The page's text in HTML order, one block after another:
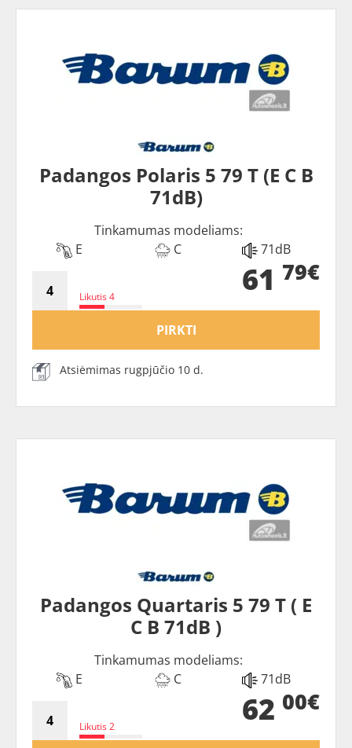
Padangos Polaris 5 79 T (E C B
71dB)
Tinkamumas modeliams:
E
C 71dB
Likutis 4 61 79€
PIRKTI
Atsiėmimas rugpjūčio 10 d.
Padangos Quartaris 5 79 T ( E
C B 71dB )
Tinkamumas modeliams:
E
C 71dB
Likutis 2 62 00€